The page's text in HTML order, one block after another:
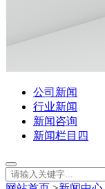
公司新闻
行业新闻
新闻咨询
新闻栏目四